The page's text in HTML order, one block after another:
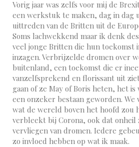
Vorig jaar was zelfs voor mij de
een werkstuk te maken, dag in dag
uittreden van de Britten uit de
Soms lachwekkend maar ik denk
veel jonge Britten die hun toekomst
inzagen. Verbrijzelde dromen over
buitenland, een toekomst die er
vanzelfsprekend en florissant uit
gaan of ze May of Boris heten, het is
een onzeker bestaan geworden.
wat de wereld boven het hoofd zou
verbleekt bij Corona, ook dat
vervliegen van dromen. Iedere
zo invloed hebben op wat ik maak.